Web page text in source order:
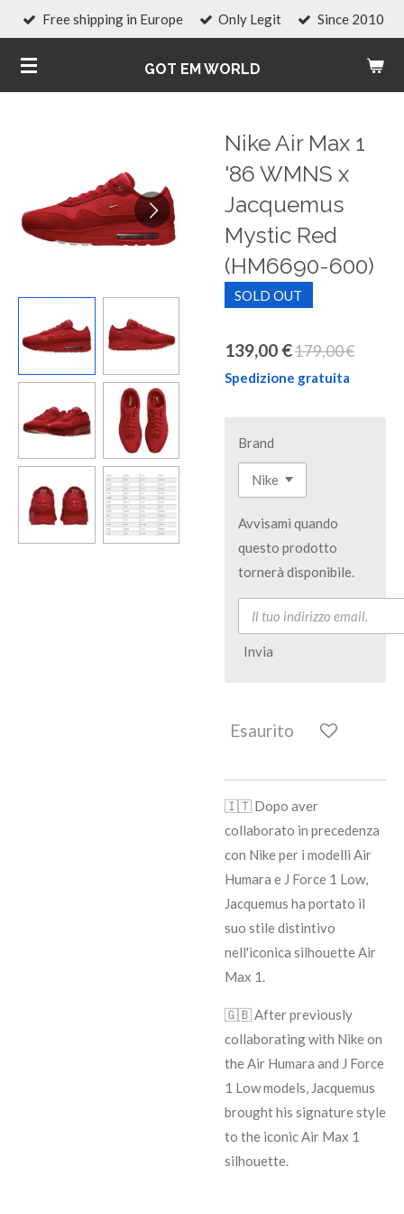
Vai
contenuto
principale
GOT EM WORLD
Free shipping in Europe Only Legit Since 2010
Nike Air Max 1
'86 WMNS x
Jacquemus
Mystic Red
(HM6690-600)
SOLD OUT
139,00 €179,00 €
Spedizione gratuita
Brand
Avvisami quando
questo prodotto
tornerà disponibile.
Invia
Esaurito
🇮🇹 Dopo aver
collaborato in precedenza
con Nike per i modelli Air
Humara e J Force 1 Low,
Jacquemus ha portato il
suo stile distintivo
nell'iconica silhouette Air
Max 1.
🇬🇧 After previously
collaborating with Nike on
the Air Humara and J Force
1 Low models, Jacquemus
brought his signature style
to the iconic Air Max 1
silhouette.